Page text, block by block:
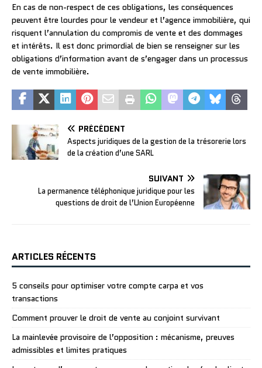
En cas de non-respect de ces obligations, les conséquences
peuvent être lourdes pour le vendeur et l’agence immobilière, qui
risquent l’annulation du compromis de vente et des dommages
et intérêts. Il est donc primordial de bien se renseigner sur les
obligations d’information avant de s’engager dans un processus
de vente immobilière.
PRÉCÉDENT
Aspects juridiques de la gestion de la trésorerie lors
de la création d’une SARL
SUIVANT
La permanence téléphonique juridique pour les
questions de droit de l’Union Européenne
ARTICLES RÉCENTS
5 conseils pour optimiser votre compte carpa et vos
transactions
Comment prouver le droit de vente au conjoint survivant
La mainlevée provisoire de l’opposition : mécanisme, preuves
admissibles et limites pratiques